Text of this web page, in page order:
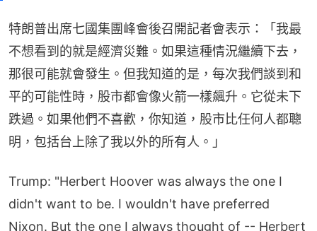
特朗普出席七國集團峰會後召開記者會表示：「我最
不想看到的就是經濟災難。如果這種情況繼續下去，
那很可能就會發生。但我知道的是，每次我們談到和
平的可能性時，股市都會像火箭一樣飆升。它從未下
跌過。如果他們不喜歡，你知道，股市比任何人都聰
明，包括台上除了我以外的所有人。」
Trump: "Herbert Hoover was always the one I
didn't want to be. I wouldn't have preferred
Nixon. But the one I always thought of -- Herbert